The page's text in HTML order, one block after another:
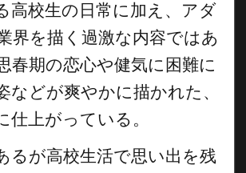
高校生の日常に加え、アダ
界を描く過激な内容ではあ
春期の恋心や健気に困難に
などが爽やかに描かれた、
仕上がっている。
るが高校生活で思い出を残